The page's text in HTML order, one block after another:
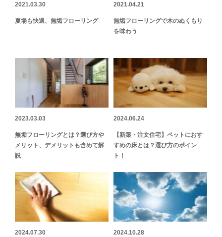
2021.03.30
夏場も快適、無垢フローリング
2021.04.21
無垢フローリングで木のぬくもり
を味わう
2023.03.03
無垢フローリングとは？選び方や
メリット、デメリットも含めて解
説
2024.06.24
【新築・注文住宅】ペットにおす
すめの床とは？選び方のポイン
ト！
2024.07.30 2024.10.28